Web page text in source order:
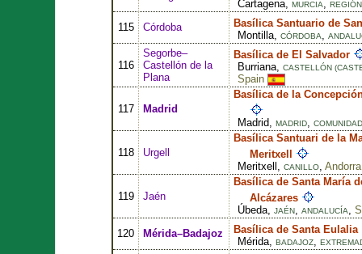
Cartagena, MURCIA,
115 Córdoba
Basílica Santuario de
Montilla, CÓRDOBA,
116
Segorbe–
Castellón de la
Plana
Basílica de El Salvador
Burriana, CASTELLÓN
Spain
117 Madrid
Basílica de la
Madrid, MADRID,
118 Urgell
Basílica Santuari de la
Meritxell
Meritxell, CANILLO, Andorra
119 Jaén
Basílica de Santa María
Alcázares
Úbeda, JAÉN, ANDALUCÍA,
120
Mérida–Badajoz
Basílica de Santa Eulalia
Mérida, BADAJOZ,